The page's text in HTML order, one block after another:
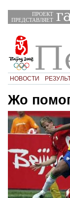
ПРОЕКТ
ПРЕДСТАВЛЯЕТ
НОВОСТИ
Жо